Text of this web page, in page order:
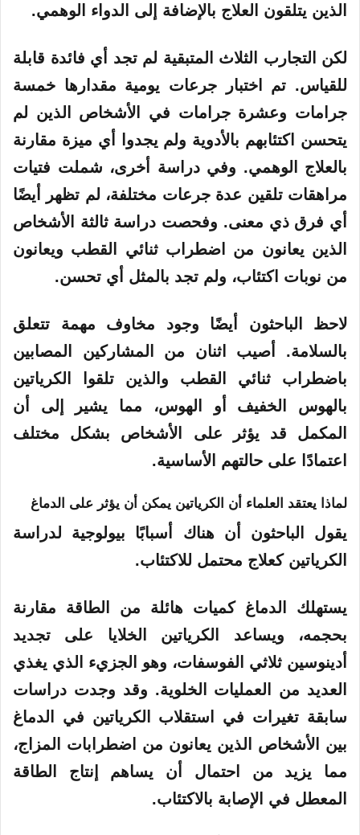
الذين يتلقون العلاج بالإضافة إلى الدواء الوهمي.
لكن التجارب الثلاث المتبقية لم تجد أي فائدة قابلة
للقياس. تم اختبار جرعات يومية مقدارها خمسة
جرامات وعشرة جرامات في الأشخاص الذين لم
يتحسن اكتئابهم بالأدوية ولم يجدوا أي ميزة مقارنة
بالعلاج الوهمي. وفي دراسة أخرى، شملت فتيات
مراهقات تلقين عدة جرعات مختلفة، لم تظهر أيضًا
أي فرق ذي معنى. وفحصت دراسة ثالثة الأشخاص
الذين يعانون من اضطراب ثنائي القطب ويعانون
من نوبات اكتئاب، ولم تجد بالمثل أي تحسن.
لاحظ الباحثون أيضًا وجود مخاوف مهمة تتعلق
بالسلامة. أصيب اثنان من المشاركين المصابين
باضطراب ثنائي القطب والذين تلقوا الكرياتين
بالهوس الخفيف أو الهوس، مما يشير إلى أن
المكمل قد يؤثر على الأشخاص بشكل مختلف
اعتمادًا على حالتهم الأساسية.
لماذا يعتقد العلماء أن الكرياتين يمكن أن يؤثر على الدماغ
يقول الباحثون أن هناك أسبابًا بيولوجية لدراسة
الكرياتين كعلاج محتمل للاكتئاب.
يستهلك الدماغ كميات هائلة من الطاقة مقارنة
بحجمه، ويساعد الكرياتين الخلايا على تجديد
أدينوسين ثلاثي الفوسفات، وهو الجزيء الذي يغذي
العديد من العمليات الخلوية. وقد وجدت دراسات
سابقة تغيرات في استقلاب الكرياتين في الدماغ
بين الأشخاص الذين يعانون من اضطرابات المزاج،
مما يزيد من احتمال أن يساهم إنتاج الطاقة
المعطل في الإصابة بالاكتئاب.